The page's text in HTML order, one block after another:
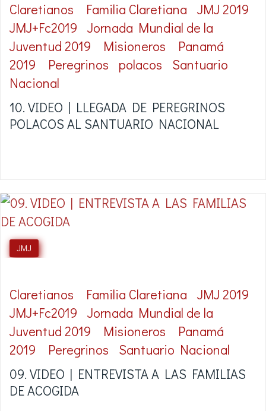
Claretianos Familia Claretiana
JMJ 2019
JMJ+Fc2019
Jornada Mundial de la
Juventud 2019
Misioneros
Panamá
2019
Peregrinos polacos
Santuario
Nacional
10. VIDEO | LLEGADA DE PEREGRINOS
POLACOS AL SANTUARIO NACIONAL
JMJ
Claretianos Familia Claretiana
JMJ 2019
JMJ+Fc2019
Jornada Mundial de la
Juventud 2019
Misioneros
Panamá
2019
Peregrinos
Santuario Nacional
09. VIDEO | ENTREVISTA A LAS FAMILIAS
DE ACOGIDA